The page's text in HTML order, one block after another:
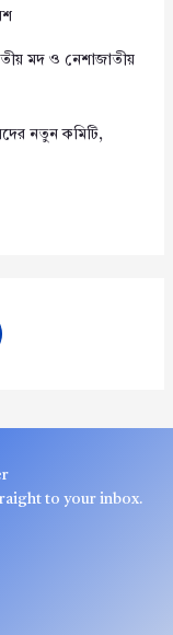
মদ ও নেশাজাতীয়
নতুন কমিটি,
to your inbox.